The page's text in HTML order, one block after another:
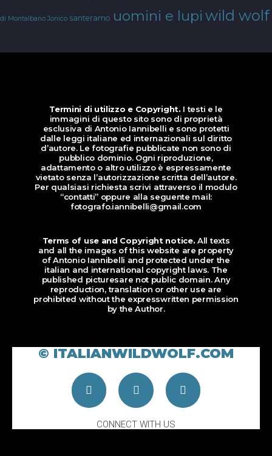
di Montalbano Jonico santeramo uomini e lupi wild wolf
Termini di utilizzo e Copyright. I testi e le
immagini di questo sito sono di proprietà
esclusiva di Antonio Iannibelli e sono protetti
dalle leggi italiane ed internazionali sul diritto
d’autore. Le fotografie pubblicate non sono di
pubblico dominio. Ogni riproduzione,
adattamento o altro utilizzo è espressamente
vietato senza l’autorizzazione scritta dell’autore.
Per qualsiasi richiesta scrivi attraverso il modulo
“contatti” oppure alla seguente mail:
fotografo.iannibelli@gmail.com
Terms of use and Copyright notice. All texts
and all the images of this website are property
of Antonio Iannibelli and protected under the
italian and international copyright laws. The
published picturesare not public domain. Any
reproduction, translation or other use are
prohibited without the expresswritten permission
by the Author.
© ITALIANWILDWOLF.COM
CONNECT WITH US